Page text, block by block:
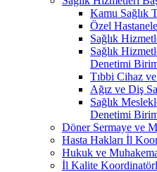
Kamu Sağlık
Özel
Sağlık
Sağlık
Denetimi
Tıbbi Cihaz
Ağız ve Diş
Sağlık
Denetimi
Döner Sermaye ve
Hasta Hakları İl
Hukuk ve
İl Kalite